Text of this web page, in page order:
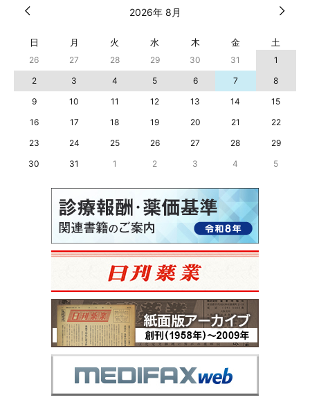
2026年 8月
日 月 火 水 木 金 土
26 27 28 29 30 31
1
2
3 4 5 6 7
8
9
10 11 12 13 14
15
16
17 18 19 20 21
22
23
24 25 26 27 28
29
30
31 1 2 3 4 5